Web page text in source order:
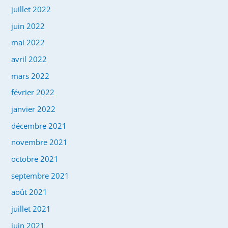
juillet 2022
juin 2022
mai 2022
avril 2022
mars 2022
février 2022
janvier 2022
décembre 2021
novembre 2021
octobre 2021
septembre 2021
août 2021
juillet 2021
juin 2021